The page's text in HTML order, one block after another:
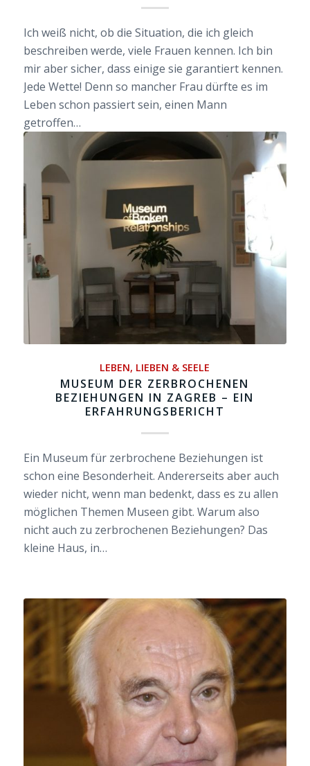
Ich weiß nicht, ob die Situation, die ich gleich
beschreiben werde, viele Frauen kennen. Ich bin
mir aber sicher, dass einige sie garantiert kennen.
Jede Wette! Denn so mancher Frau dürfte es im
Leben schon passiert sein, einen Mann
getroffen…
LEBEN, LIEBEN & SEELE
MUSEUM DER ZERBROCHENEN
BEZIEHUNGEN IN ZAGREB – EIN
ERFAHRUNGSBERICHT
Ein Museum für zerbrochene Beziehungen ist
schon eine Besonderheit. Andererseits aber auch
wieder nicht, wenn man bedenkt, dass es zu allen
möglichen Themen Museen gibt. Warum also
nicht auch zu zerbrochenen Beziehungen? Das
kleine Haus, in…